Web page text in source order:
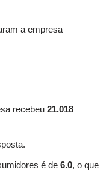
a empresa
recebeu 21.018
é de 6.0, o que